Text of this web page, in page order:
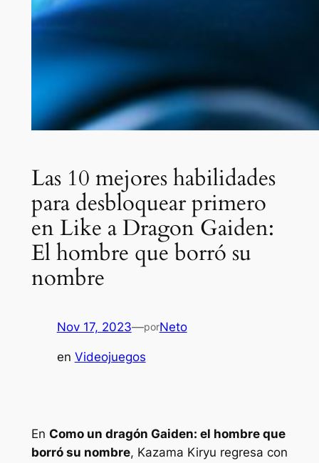
Las 10 mejores habilidades
para desbloquear primero
en Like a Dragon Gaiden:
El hombre que borró su
nombre
Nov 17, 2023—porNeto
en Videojuegos
En Como un dragón Gaiden: el hombre que
borró su nombre, Kazama Kiryu regresa con